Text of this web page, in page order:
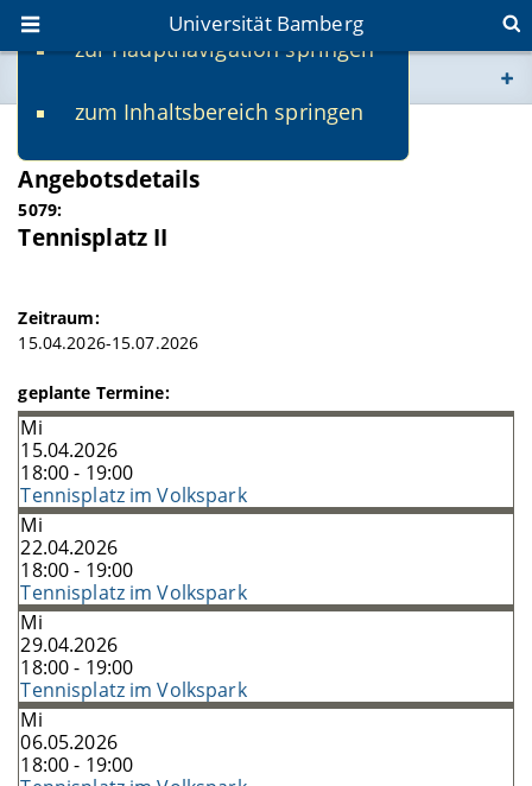
zur Hauptnavigation springen
zum Inhaltsbereich springen
Universität Bamberg
www.uni-bamberg.de
univis.uni-bamberg.de
SS 2026
Angebotsdetails
5079:
Tennisplatz II
Zeitraum:
15.04.2026-15.07.2026
geplante Termine:
Mi
15.04.2026
18:00 - 19:00
Tennisplatz im Volkspark
Mi
22.04.2026
18:00 - 19:00
Tennisplatz im Volkspark
Mi
29.04.2026
18:00 - 19:00
Tennisplatz im Volkspark
Mi
06.05.2026
18:00 - 19:00